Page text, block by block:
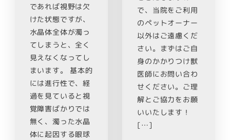
であれば視野は欠
けた状態ですが、
水晶体全体が濁っ
てしまうと、全く
見えなくなってし
まいます。 基本的
には進行性で、経
過を見ていると視
覚障害ばかりでは
無く、濁った水晶
体に起因する眼球
で、当院をご利用
のペットオーナー
以外はご遠慮くだ
さい。まずはご自
身のかかりつけ獣
医師にお問い合わ
せください。ご理
解とご協力をお願
いいたします！
[…]